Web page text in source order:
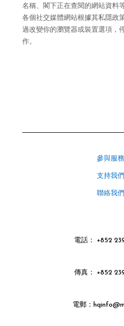
名稱、閣下正在查閱的網站資料
各個社交媒體網站根據其私隱政
過改變你的瀏覽器或裝置選項，
作。
參與服務
支持我們
聯絡我們
電話 ： +852
傳真： +852
電郵：